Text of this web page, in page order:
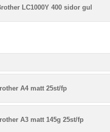
LC1000Y 400 sidor gul
A4 matt 25st/fp
A3 matt 145g 25st/fp